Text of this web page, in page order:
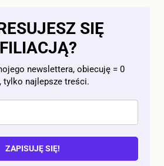
SIĘ
newslettera, obiecuję = 0
tylko najlepsze treści.
ZAPISUJĘ SIĘ!